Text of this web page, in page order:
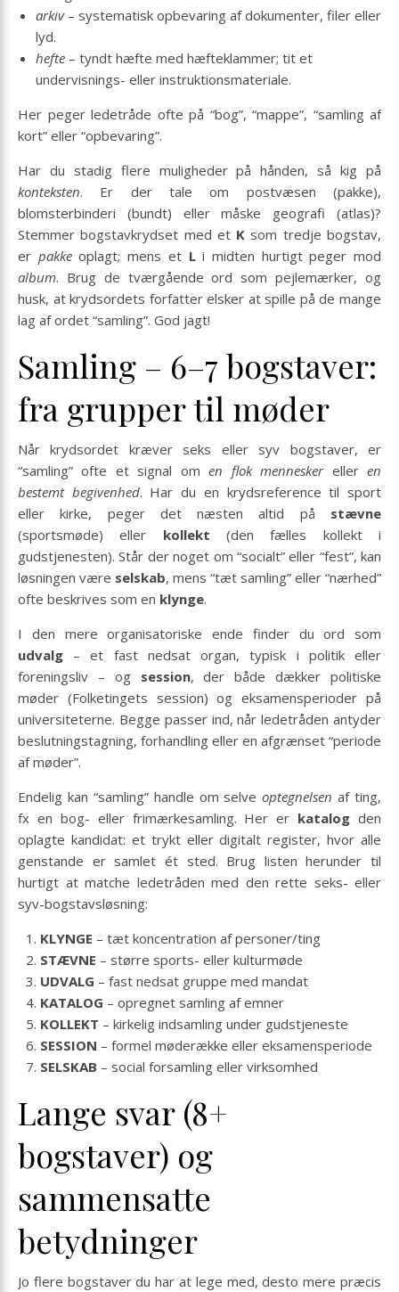
arkiv– systematisk opbevaring af dokumenter, filer eller
lyd.
hefte – tyndt hæfte med hæfteklammer; tit et
undervisnings- eller instruktionsmateriale.
Her peger ledetråde ofte på “bog”, “mappe”, “samling af
kort” eller “opbevaring”.
Har du stadig flere muligheder på hånden, så kig på
konteksten. Er der tale om postvæsen (pakke),
blomsterbinderi (bundt) eller måske geografi (atlas)?
Stemmer bogstavkrydset med et K som tredje bogstav,
er pakkeoplagt; mens et Li midten hurtigt peger mod
album. Brug de tværgående ord som pejlemærker, og
husk, at krydsordets forfatter elsker at spille på de mange
lag af ordet “samling”. God jagt!
Samling – 6–7 bogstaver:
fra grupper til møder
Når krydsordet kræver seks eller syv bogstaver, er
“samling” ofte et signal omen flok menneskerelleren
bestemt begivenhed. Har du en krydsreference til sport
eller kirke, peger det næsten altid på stævne
(sportsmøde) eller kollekt (den fælles kollekt i
gudstjenesten). Står der noget om “socialt” eller “fest”, kan
løsningen være selskab, mens “tæt samling” eller “nærhed”
ofte beskrives som en klynge.
I den mere organisatoriske ende finder du ord som
udvalg – et fast nedsat organ, typisk i politik eller
foreningsliv – og session, der både dækker politiske
møder (Folketingets session) og eksamensperioder på
universiteterne. Begge passer ind, når ledetråden antyder
beslutningstagning, forhandling eller en afgrænset “periode
af møder”.
Endelig kan “samling” handle om selveoptegnelsen af ting,
fx en bog- eller frimærkesamling. Her er katalog den
oplagte kandidat: et trykt eller digitalt register, hvor alle
genstande er samlet ét sted. Brug listen herunder til
hurtigt at matche ledetråden med den rette seks- eller
syv-bogstavsløsning:
KLYNGE – tæt koncentration af personer/ting
STÆVNE – større sports- eller kulturmøde
UDVALG – fast nedsat gruppe med mandat
KATALOG – opregnet samling af emner
KOLLEKT – kirkelig indsamling under gudstjeneste
SESSION – formel møderække eller eksamensperiode
SELSKAB – social forsamling eller virksomhed
Lange svar (8+
bogstaver) og
sammensatte
betydninger
Jo flere bogstaver du har at lege med, desto mere præcis